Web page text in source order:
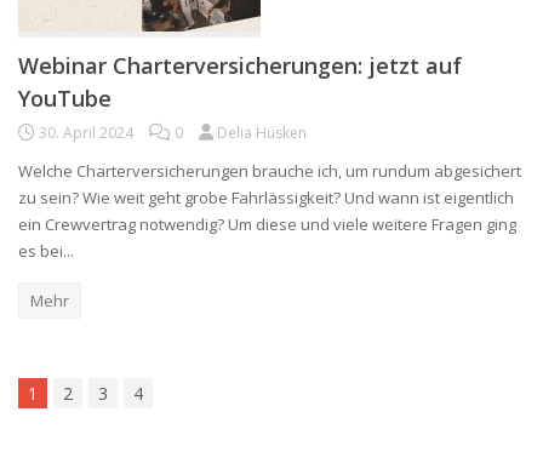
Webinar Charterversicherungen: jetzt auf
YouTube
30. April 2024 0 Delia Hüsken
Welche Charterversicherungen brauche ich, um rundum abgesichert
zu sein? Wie weit geht grobe Fahrlässigkeit? Und wann ist eigentlich
ein Crewvertrag notwendig? Um diese und viele weitere Fragen ging
es bei...
Mehr
1 2 3 4